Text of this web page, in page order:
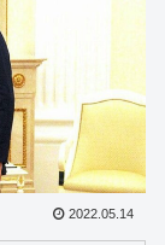
2022.05.14